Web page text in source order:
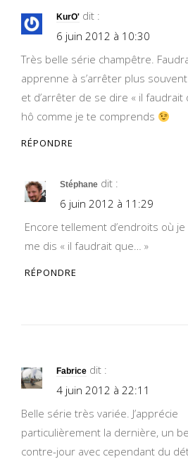
KurO' dit :
6 juin 2012 à 10:30
Très belle série champêtre.
apprenne à s’arrêter plus
et d’arrêter de se dire « il faudrait
hô comme je te comprends
RÉPONDRE
Stéphane dit :
6 juin 2012 à 11:29
Encore tellement d’endroits où je
me dis « il faudrait que… »
RÉPONDRE
Fabrice dit :
4 juin 2012 à 22:11
Belle série très variée. J’apprécie
particulièrement la dernière, un
contre-jour avec cependant du